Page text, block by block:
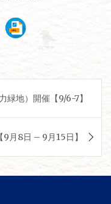
地）開催【9/6-7】
月8日 – 9月15日】